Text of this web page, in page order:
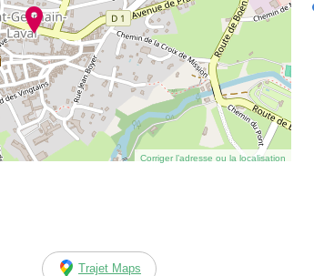
Corriger l’adresse ou la localisation
Trajet Maps